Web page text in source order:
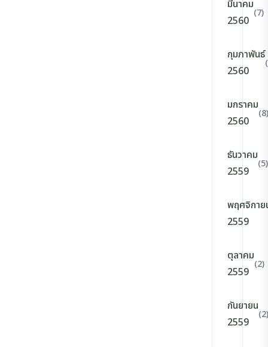
มีนาคม
2560
(7)
กุมภาพันธ์
2560
มกราคม
2560
(8)
ธันวาคม
2559
(5)
พฤศจิกาย
2559
ตุลาคม
2559
(2)
กันยายน
2559
(2)